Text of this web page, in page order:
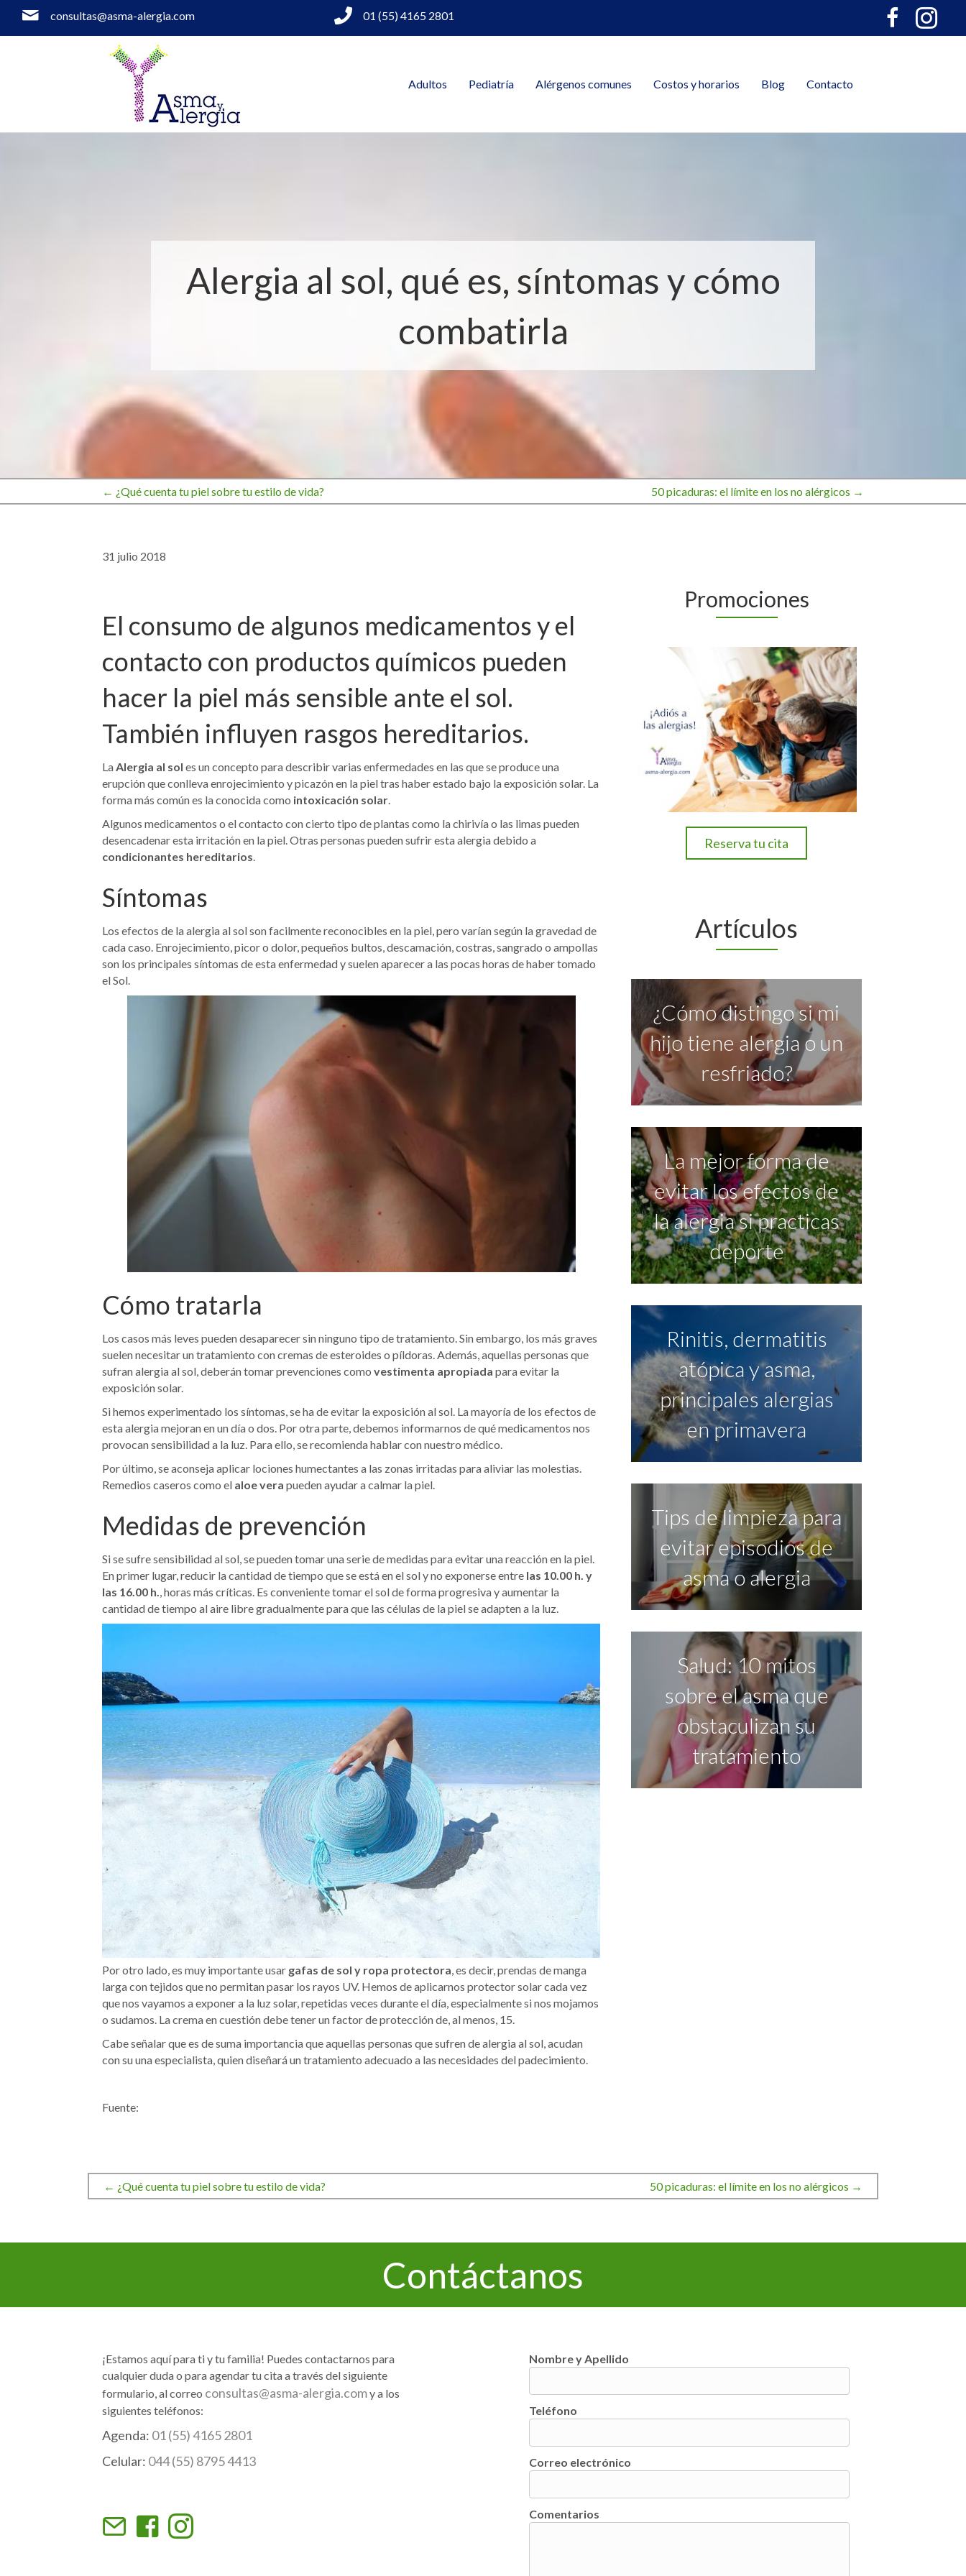
consultas@asma-alergia.com 01 (55) 4165 2801
Adultos Pediatría Alérgenos comunes Costos y horarios Blog Contacto
Alergia al sol, qué es, síntomas y cómo
combatirla
Navegación
de
entradas
← ¿Qué cuenta tu piel sobre tu estilo de vida? 50 picaduras: el límite en los no alérgicos →
31 julio 2018
El consumo de algunos medicamentos y el
contacto con productos químicos pueden
hacer la piel más sensible ante el sol.
También influyen rasgos hereditarios.
LaAlergia al sol es un concepto para describir varias enfermedades en las que se produce una
erupción que conlleva enrojecimiento y picazón en la piel tras haber estado bajo la exposición solar. La
forma más común es la conocida como intoxicación solar.
Algunos medicamentos o el contacto con cierto tipo de plantas como la chirivía o las limas pueden
desencadenar esta irritación en la piel. Otras personas pueden sufrir esta alergia debido a
condicionantes hereditarios.
Síntomas
Los efectos de la alergia al sol son facilmente reconocibles en la piel, pero varían según la gravedad de
cada caso. Enrojecimiento, picor o dolor, pequeños bultos, descamación, costras, sangrado o ampollas
son los principales síntomas de esta enfermedad y suelen aparecer a las pocas horas de haber tomado
el Sol.
Cómo tratarla
Los casos más leves pueden desaparecer sin ninguno tipo de tratamiento. Sin embargo, los más graves
suelen necesitar un tratamiento con cremas de esteroides o píldoras. Además, aquellas personas que
sufran alergia al sol, deberán tomar prevenciones como vestimenta apropiada para evitar la
exposición solar.
Si hemos experimentado los síntomas, se ha de evitar la exposición al sol. La mayoría de los efectos de
esta alergia mejoran en un día o dos. Por otra parte, debemos informarnos de qué medicamentos nos
provocan sensibilidad a la luz. Para ello, se recomienda hablar con nuestro médico.
Por último, se aconseja aplicar lociones humectantes a las zonas irritadas para aliviar las molestias.
Remedios caseros como el aloe vera pueden ayudar a calmar la piel.
Medidas de prevención
Si se sufre sensibilidad al sol, se pueden tomar una serie de medidas para evitar una reacción en la piel.
En primer lugar, reducir la cantidad de tiempo que se está en el sol y no exponerse entre las 10.00 h. y
las 16.00 h., horas más críticas. Es conveniente tomar el sol de forma progresiva y aumentar la
cantidad de tiempo al aire libre gradualmente para que las células de la piel se adapten a la luz.
Por otro lado, es muy importante usar gafas de sol y ropa protectora , es decir, prendas de manga
larga con tejidos que no permitan pasar los rayos UV. Hemos de aplicarnos protector solar cada vez
que nos vayamos a exponer a la luz solar, repetidas veces durante el día, especialmente si nos mojamos
o sudamos. La crema en cuestión debe tener un factor de protección de, al menos, 15.
Cabe señalar que es de suma importancia que aquellas personas que sufren de alergia al sol, acudan
con su una especialista, quien diseñará un tratamiento adecuado a las necesidades del padecimiento.
Fuente:
Promociones
Reserva tu cita
Artículos
¿Cómo distingo si mi
hijo tiene alergia o un
resfriado?
La mejor forma de
evitar los efectos de
la alergia si practicas
deporte
Rinitis, dermatitis
atópica y asma,
principales alergias
en primavera
Tips de limpieza para
evitar episodios de
asma o alergia
Salud: 10 mitos
sobre el asma que
obstaculizan su
tratamiento
Navegación
de
entradas
← ¿Qué cuenta tu piel sobre tu estilo de vida? 50 picaduras: el límite en los no alérgicos →
Contáctanos
¡Estamos aquí para ti y tu familia! Puedes contactarnos para
cualquier duda o para agendar tu cita a través del siguiente
formulario, al correo consultas@asma-alergia.comy a los
siguientes teléfonos:
Agenda: 01 (55) 4165 2801
Celular: 044 (55) 8795 4413
Nombre y Apellido
Teléfono
Correo electrónico
Comentarios